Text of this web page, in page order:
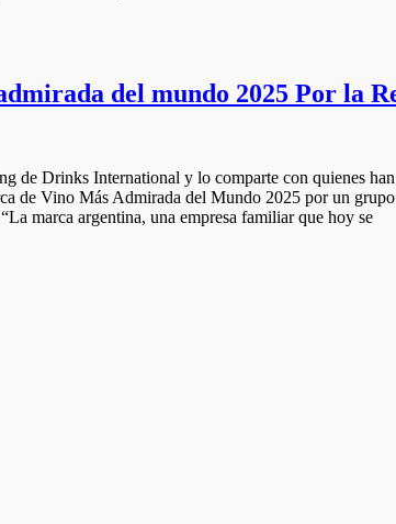
del mundo 2025 Por la
de Drinks International y lo comparte con quienes
Vino Más Admirada del Mundo 2025 por un grupo
marca argentina, una empresa familiar que hoy se